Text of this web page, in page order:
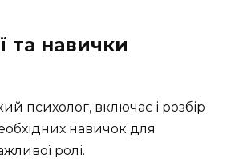
та навички
психолог, включає і розбір
навичок для
​​ролі.